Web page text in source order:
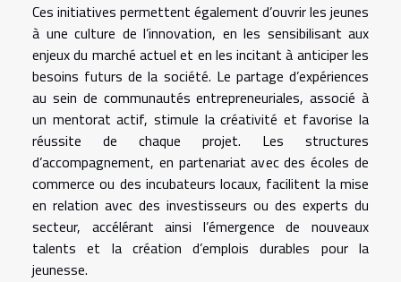
Ces initiatives permettent également d’ouvrir les jeunes
à une culture de l’innovation, en les sensibilisant aux
enjeux du marché actuel et en les incitant à anticiper les
besoins futurs de la société. Le partage d’expériences
au sein de communautés entrepreneuriales, associé à
un mentorat actif, stimule la créativité et favorise la
réussite de chaque projet. Les structures
d’accompagnement, en partenariat avec des écoles de
commerce ou des incubateurs locaux, facilitent la mise
en relation avec des investisseurs ou des experts du
secteur, accélérant ainsi l’émergence de nouveaux
talents et la création d’emplois durables pour la
jeunesse.